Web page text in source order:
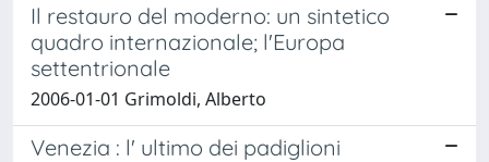
Il restauro del moderno: un sintetico
quadro internazionale; l'Europa
settentrionale
2006-01-01 Grimoldi, Alberto
Venezia : l' ultimo dei padiglioni